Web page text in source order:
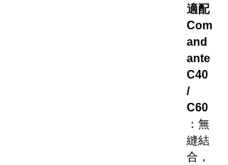
適配
Com
and
ante
C40
/
C60
：無
縫結
合，